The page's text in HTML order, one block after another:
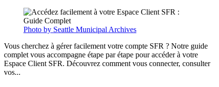
Photo by Seattle Municipal Archives
Vous cherchez à gérer facilement votre compte SFR ? Notre guide
complet vous accompagne étape par étape pour accéder à votre
Espace Client SFR. Découvrez comment vous connecter, consulter
vos...